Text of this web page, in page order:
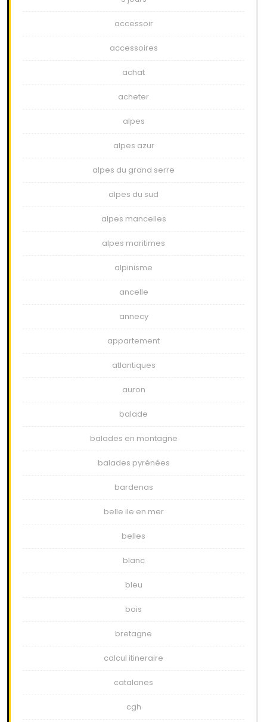
accessoir
accessoires
achat
acheter
alpes
alpes azur
alpes du grand serre
alpes du sud
alpes mancelles
alpes maritimes
alpinisme
ancelle
annecy
appartement
atlantiques
auron
balade
balades en montagne
balades pyrénées
bardenas
belle ile en mer
belles
blanc
bleu
bois
bretagne
calcul itineraire
catalanes
cgh